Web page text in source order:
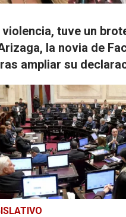
violencia, tuve un
la novia de
ampliar su